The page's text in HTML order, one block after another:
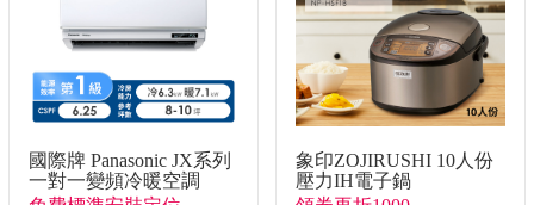
國際牌 Panasonic JX系列
一對一變頻冷暖空調
象印ZOJIRUSHI 10人份
壓力IH電子鍋